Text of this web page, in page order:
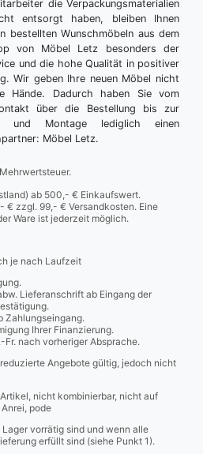
die Verpackungsmaterialien
entsorgt haben, bleiben Ihnen
bestellten Wunschmöbeln aus dem
von Möbel Letz besonders der
und die hohe Qualität in positiver
Wir geben Ihre neuen Möbel nicht
Hände. Dadurch haben Sie vom
über die Bestellung bis zur
und Montage lediglich einen
Möbel Letz.
ab 500,- € Einkaufswert.
€ zzgl. 99,- € Versandkosten. Eine
Ware ist jederzeit möglich.
je nach Laufzeit
Lieferanschrift ab Eingang der
Zahlungseingang.
Ihrer Finanzierung.
nach vorheriger Absprache.
Angebote gültig, jedoch nicht
nicht kombinierbar, nicht auf
pode
vorrätig sind und wenn alle
erfüllt sind (siehe Punkt 1).